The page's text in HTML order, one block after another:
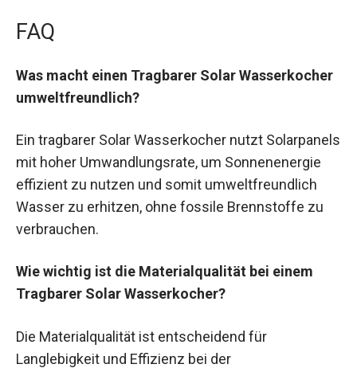
FAQ
Was macht einen Tragbarer Solar Wasserkocher
umweltfreundlich?
Ein tragbarer Solar Wasserkocher nutzt Solarpanels
mit hoher Umwandlungsrate, um Sonnenenergie
effizient zu nutzen und somit umweltfreundlich
Wasser zu erhitzen, ohne fossile Brennstoffe zu
verbrauchen.
Wie wichtig ist die Materialqualität bei einem
Tragbarer Solar Wasserkocher?
Die Materialqualität ist entscheidend für
Langlebigkeit und Effizienz bei der